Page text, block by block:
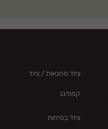
ציוד מחנאות / ציוד
קמפינג
ציוד בטיחות